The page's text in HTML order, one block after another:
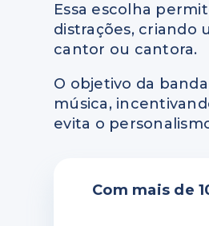
Essa escolha
distrações, criando
cantor ou cantora.
O objetivo da
música,
evita o
Com mais de